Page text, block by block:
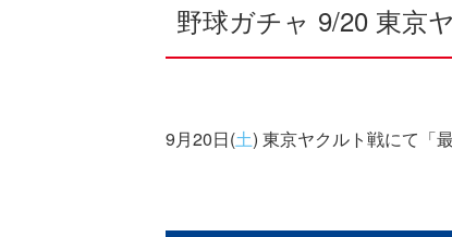
野球ガチャ 9/20 東京
9月20日(土) 東京ヤクルト戦にて「